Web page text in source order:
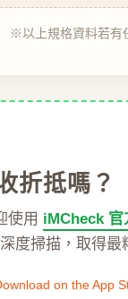
※以上規格資料若有
折抵嗎？
使用 iMCheck 官
度掃描，取得最